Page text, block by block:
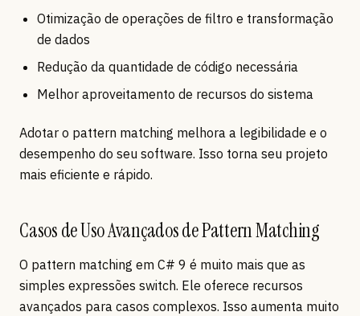
Otimização de operações de filtro e transformação
de dados
Redução da quantidade de código necessária
Melhor aproveitamento de recursos do sistema
Adotar o pattern matching melhora a legibilidade e o
desempenho do seu software. Isso torna seu projeto
mais eficiente e rápido.
Casos de Uso Avançados de Pattern Matching
O pattern matching em C# 9 é muito mais que as
simples expressões switch. Ele oferece recursos
avançados para casos complexos. Isso aumenta muito